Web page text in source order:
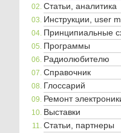
Статьи, аналитика
Инструкции, user
Принципиальные
Программы
Радиолюбителю
Справочник
Глоссарий
Ремонт
Выставки
Статьи, партнеры